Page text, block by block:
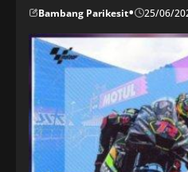
Bambang Parikesit• 25/06/